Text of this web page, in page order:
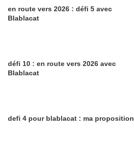
en route vers 2026 : défi 5 avec
Blablacat
défi 10 : en route vers 2026 avec
Blablacat
defi 4 pour blablacat : ma proposition